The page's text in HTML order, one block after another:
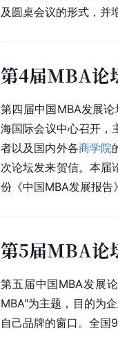
及 圆桌会议的形式，并
第4届MBA论
第四届中国MBA发展
海国际会议中心召开，
者以及国内外各商学院
次论坛发来贺信。本届
份《中国MBA发展报告
第5届MBA论
第五届中国MBA发展
MBA"为主题，目的为
自己品牌的窗口。全国